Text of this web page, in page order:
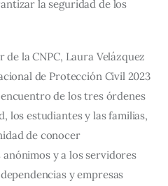
la seguridad de los
la CNPC, Laura Velázquez
de Protección Civil 2023
de los tres órdenes
los estudiantes y las familias,
de conocer
y a los servidores
y empresas